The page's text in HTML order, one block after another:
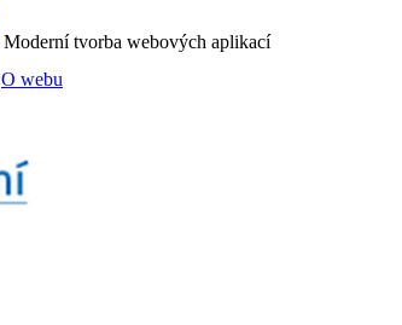
Moderní tvorba webových aplikací
O webu